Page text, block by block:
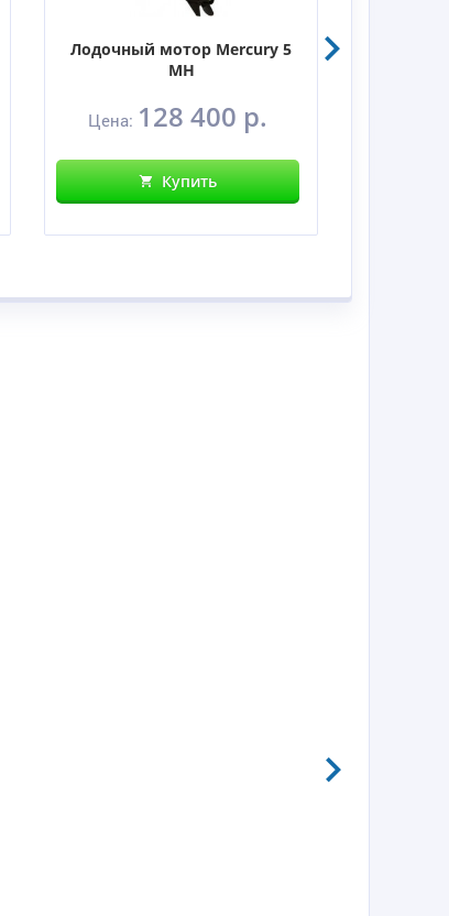
Лодочный мотор Mercury 5
MH
Цена: 128 400 р.
Купить